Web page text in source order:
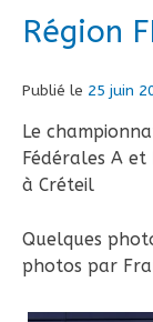
Région
Publié le 25 juin
Le
Fédérales A
à Créteil
Quelques
photos par